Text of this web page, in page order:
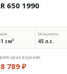
650 1990
см³
Мощность
45 л.с.
цена в архиве
789 ₽